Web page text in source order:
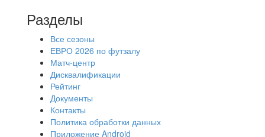
Разделы
Все сезоны
ЕВРО 2026 по футзалу
Матч-центр
Дисквалификации
Рейтинг
Документы
Контакты
Политика обработки данных
Приложение Android